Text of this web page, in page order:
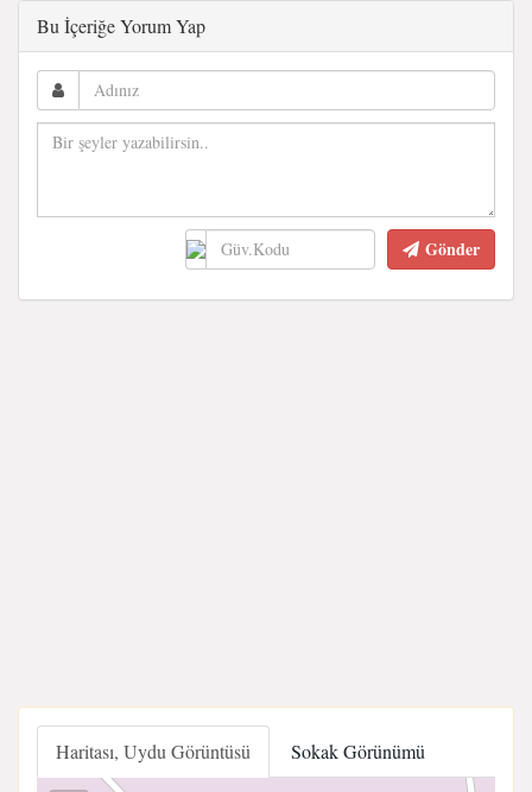
Bu İçeriğe Yorum Yap
Gönder
Haritası, Uydu Görüntüsü Sokak Görünümü